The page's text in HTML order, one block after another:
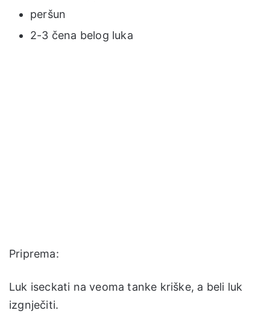
peršun
2-3 čena belog luka
Priprema:
Luk iseckati na veoma tanke kriške, a beli luk
izgnječiti.